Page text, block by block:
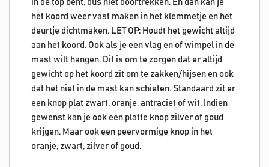
in de top bent, dus niet doortrekken. En dan kan je
het koord weer vast maken in het klemmetje en het
deurtje dichtmaken. LET OP; Houdt het gewicht altijd
aan het koord. Ook als je een vlag en of wimpel in de
mast wilt hangen. Dit is om te zorgen dat er altijd
gewicht op het koord zit om te zakken/hijsen en ook
dat het niet in de mast kan schieten. Standaard zit er
een knop plat zwart, oranje, antraciet of wit. Indien
gewenst kan je ook een platte knop zilver of goud
krijgen. Maar ook een peervormige knop in het
oranje, zwart, zilver of goud.